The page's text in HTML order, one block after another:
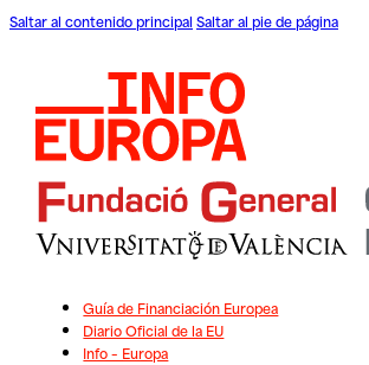
Saltar al contenido principal Saltar al pie de página
Guía de Financiación Europea
Diario Oficial de la EU
Info – Europa